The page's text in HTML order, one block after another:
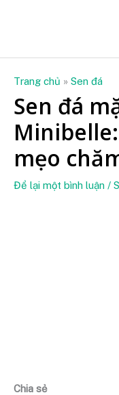
Trang chủ » Sen đá
Sen đá
mẹo
Để lại một bình luận /
Chia sẻ